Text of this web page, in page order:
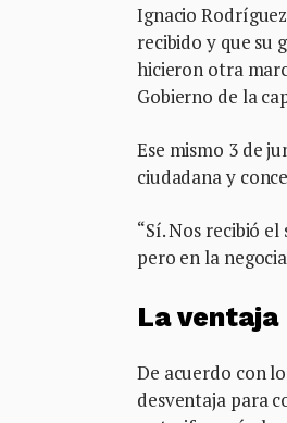
Ignacio
recibido y que su
hicieron otra
Gobierno de la
Ese mismo 3 de
ciudadana y
“Sí. Nos recibió
pero en la
La ventaja
De acuerdo con
desventaja para